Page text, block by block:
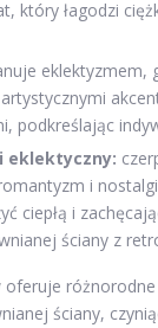
który łagodzi
eklektyzmem,
podkreślając
eklektyczny:
i
ciepłą i
ściany z
oferuje
ściany,